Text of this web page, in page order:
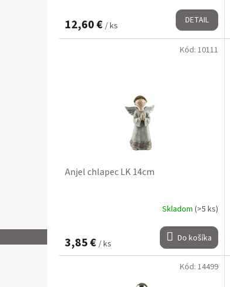
12,60 € / ks DETAIL
Anjel chlapec LK 14cm
Skladom (>5 ks)
3,85 € / ks Do košíka
Kód: 10111
Kód: 14499